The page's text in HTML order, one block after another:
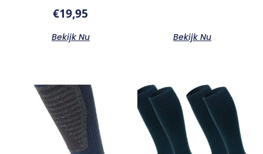
€19,95
Bekijk Nu Bekijk Nu